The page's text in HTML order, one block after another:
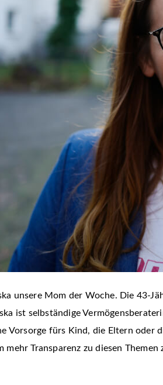
unsere Mom der Woche. Die 43-
ist selbständige
Vorsorge fürs Kind, die Eltern oder
mehr Transparenz zu diesen